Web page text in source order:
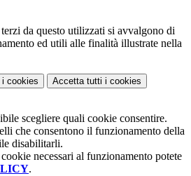
da questo utilizzati si avvalgono di
ed utili alle finalità illustrate nella
i cookies Accetta tutti i cookies
scegliere quali cookie consentire.
che consentono il funzionamento della
disabilitarli.
necessari al funzionamento potete
.